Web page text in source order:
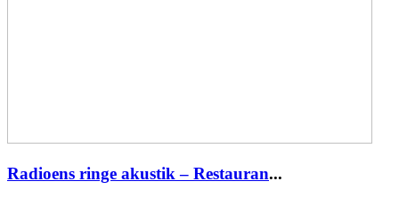
Radioens ringe akustik – Restauran...